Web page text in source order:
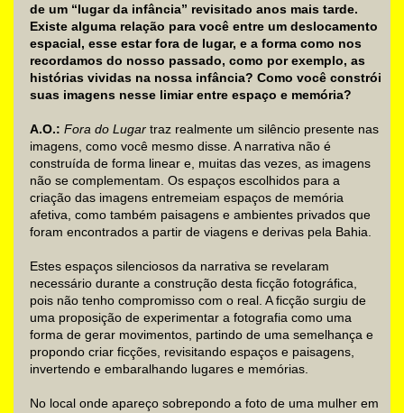
de um “lugar da infância” revisitado anos mais tarde.
Existe alguma relação para você entre um deslocamento
espacial, esse estar fora de lugar, e a forma como nos
recordamos do nosso passado, como por exemplo, as
histórias vividas na nossa infância? Como você constrói
suas imagens nesse limiar entre espaço e memória?
A.O.: Fora do Lugartraz realmente um silêncio presente nas
imagens, como você mesmo disse. A narrativa não é
construída de forma linear e, muitas das vezes, as imagens
não se complementam. Os espaços escolhidos para a
criação das imagens entremeiam espaços de memória
afetiva, como também paisagens e ambientes privados que
foram encontrados a partir de viagens e derivas pela Bahia.
Estes espaços silenciosos da narrativa se revelaram
necessário durante a construção desta ficção fotográfica,
pois não tenho compromisso com o real. A ficção surgiu de
uma proposição de experimentar a fotografia como uma
forma de gerar movimentos, partindo de uma semelhança e
propondo criar ficções, revisitando espaços e paisagens,
invertendo e embaralhando lugares e memórias.
No local onde apareço sobrepondo a foto de uma mulher em